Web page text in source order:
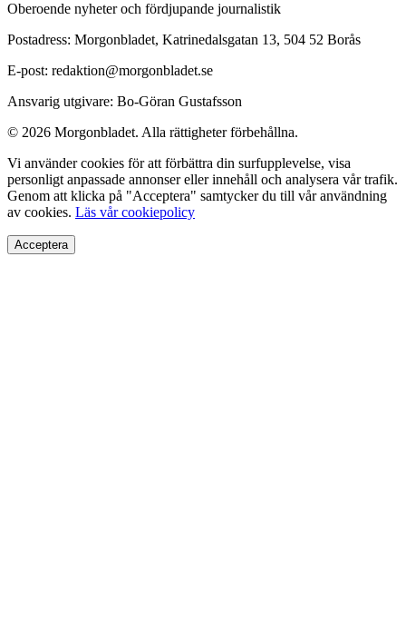
Oberoende nyheter och fördjupande journalistik
Postadress: Morgonbladet, Katrinedalsgatan 13, 504 52 Borås
E-post: redaktion@morgonbladet.se
Ansvarig utgivare: Bo-Göran Gustafsson
© 2026 Morgonbladet. Alla rättigheter förbehållna.
Vi använder cookies för att förbättra din surfupplevelse, visa
personligt anpassade annonser eller innehåll och analysera vår trafik.
Genom att klicka på "Acceptera" samtycker du till vår användning
av cookies. Läs vår cookiepolicy
Acceptera